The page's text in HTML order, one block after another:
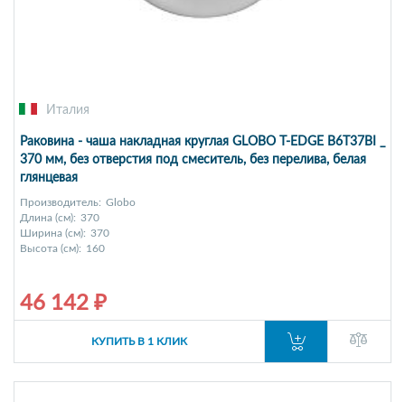
Италия
Раковина - чаша накладная круглая GLOBO T-EDGE B6T37BI _
370 мм, без отверстия под смеситель, без перелива, белая
глянцевая
Производитель: Globo
Длина (см): 370
Ширина (см): 370
Высота (см): 160
46 142 ₽
КУПИТЬ В 1 КЛИК